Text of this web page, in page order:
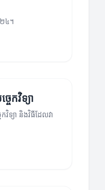
២៤។
េកវិទ្យា
វិទ្យា និងវិធីដែលវា